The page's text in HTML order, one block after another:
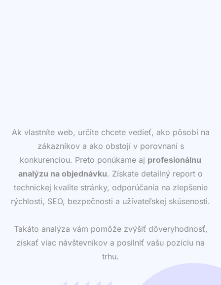
Ak vlastníte web, určite chcete vedieť, ako pôsobí na
zákazníkov a ako obstojí v porovnaní s
konkurenciou. Preto ponúkame aj profesionálnu
analýzu na objednávku. Získate detailný report o
technickej kvalite stránky, odporúčania na zlepšenie
rýchlosti, SEO, bezpečnosti a užívateľskej skúsenosti.
Takáto analýza vám pomôže zvýšiť dôveryhodnosť,
získať viac návštevníkov a posilniť vašu pozíciu na
trhu.